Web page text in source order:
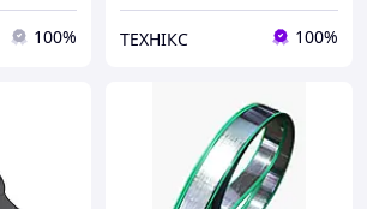
100% ТЕХНІКС 100%